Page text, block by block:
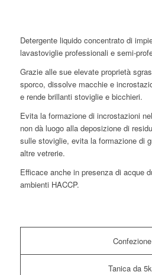
Detergente liquido concentrato di
lavastoviglie professionali e semi-
Grazie alle sue elevate proprietà
sporco, dissolve macchie e
e rende brillanti stoviglie e bicchieri.
Evita la formazione di incrostazioni
non dà luogo alla deposizione di
sulle stoviglie, evita la formazione di
altre vetrerie.
Efficace anche in presenza di acque
ambienti HACCP.
Confezione
Tanica da